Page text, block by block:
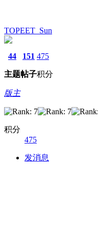
TOPEET_Sun
44
主题
151
帖子
475
积分
版主
积分
475
发消息